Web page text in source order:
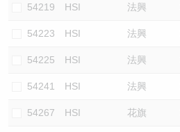
54219 HSI 法興
54223 HSI 法興
54225 HSI 法興
54241 HSI 法興
54267 HSI 花旗